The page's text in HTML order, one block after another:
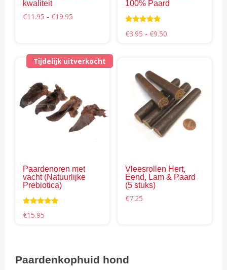
kwaliteit
€11.95 - €19.95
100% Paard
5.00
€3.95 - €9.50Prijsklasse:
Tijdelijk uitverkocht
Paardenoren met
vacht (Natuurlijke
Prebiotica)
5.00
€15.95
Vleesrollen Hert,
Eend, Lam & Paard
(5 stuks)
€7.25
Paardenkophuid hond